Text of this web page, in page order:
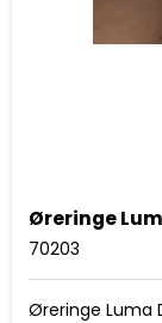
Øreringe
70203
Øreringe Luma